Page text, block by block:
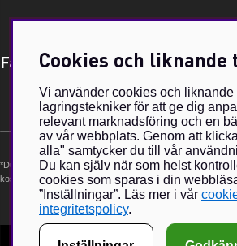
Få Magasin Vildmarken direkt till
postadress
*Du kan även få erbjudanden och nyheter från
kostnadsfri och kan avslutas när som helst.
Cookies och
Vi använder cookies och liknande
lagringstekniker för att ge dig
relevant marknadsföring och en
av vår webbplats. Genom att
alla" samtycker du till vår
Du kan själv när som helst
cookies som sparas i din
”Inställningar”. Läs mer i vår
integritetspolicy.